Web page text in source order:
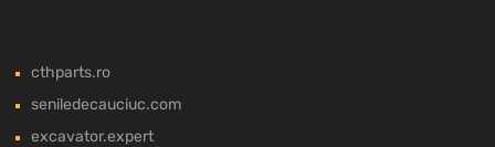
cthparts.ro
seniledecauciuc.com
excavator.expert